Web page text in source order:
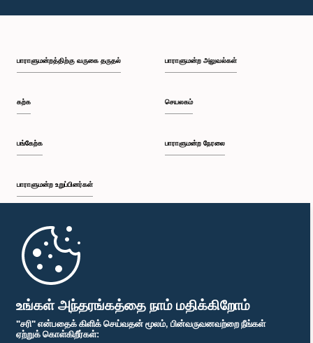
உங்கள் அந்தரங்கத்தை நாம் மதிக்கிறோம்
"சரி" என்பதைக் கிளிக் செய்வதன் மூலம், பின்வருவனவற்றை நீங்கள்
ஏற்றுக் கொள்கிறீர்கள்:
பாராளுமன்றத்திற்கு வருகை தருதல்
கற்க
பங்கேற்க
பாராளுமன்ற உறுப்பினர்கள்
முதற்பக்கம்
பாராளுமன்ற அலுவல்கள்
செயலகம்
பாராளுமன்ற நேரலை
பாராளுமன்ற கையடக்க செயலி